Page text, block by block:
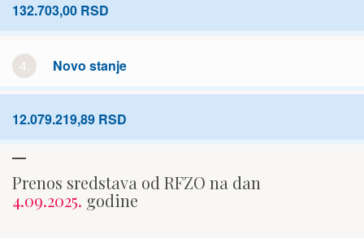
132.703,00 RSD
4. Novo stanje
12.079.219,89 RSD
Prenos sredstava od RFZO na dan
4.09.2025. godine